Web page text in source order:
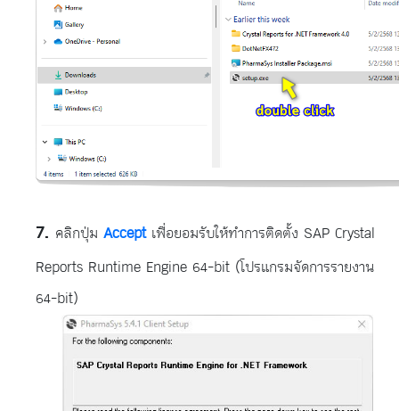
คลิกปุ่ม Acceptเพื่อยอมรับให้ทำการติดตั้ง SAP Crystal
Reports Runtime Engine 64-bit (โปรแกรมจัดการรายงาน
64-bit)